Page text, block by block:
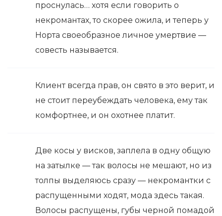
проснулась… хотя если говорить о
некромантах, то скорее ожила, и теперь у
Норта своеобразное личное умертвие —
совесть называется.
Клиент всегда прав, он свято в это верит, и
не стоит переубеждать человека, ему так
комфортнее, и он охотнее платит.
Две косы у висков, заплела в одну общую
на затылке — так волосы не мешают, но из
толпы выделяюсь сразу — некромантки с
распущенными ходят, мода здесь такая.
Волосы распущены, губы черной помадой